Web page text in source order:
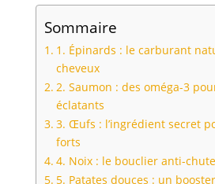
Sommaire
1. Épinards : le carburant
cheveux
2. Saumon : des oméga-3
éclatants
3. Œufs : l’ingrédient secret
forts
4. Noix : le bouclier anti-
5. Patates douces : un